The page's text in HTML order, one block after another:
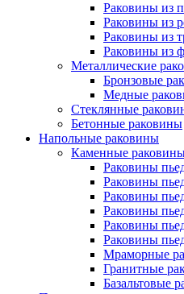
Раковины из
Раковины из
Раковины из
Раковины из
Металлические
Бронзовые
Медные
Стеклянные
Бетонные раковины
Напольные раковины
Каменные
Раковины
Раковины
Раковины
Раковины
Раковины
Раковины
Мраморные
Гранитные
Базальтовые